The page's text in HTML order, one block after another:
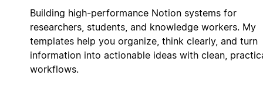
Building high-performance Notion systems for
researchers, students, and knowledge workers. My
templates help you organize, think clearly, and turn
information into actionable ideas with clean,
workflows.